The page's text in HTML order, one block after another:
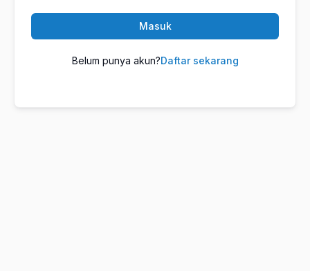
Masuk
Belum punya akun?Daftar sekarang